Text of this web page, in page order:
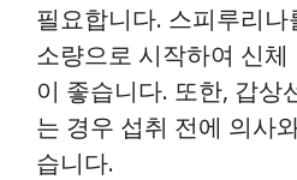
필요합니다. 스피루리
소량으로 시작하여 신
이 좋습니다. 또한, 갑상
는 경우 섭취 전에 의사
습니다.